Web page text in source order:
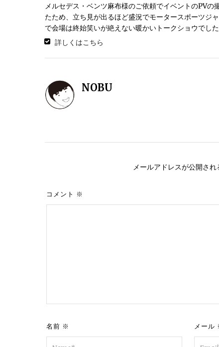
メルセデス・ベンツ麻布様のご依頼でイベントのPV
たため、立ち見が出るほど盛況でモータースポーツジ
で会場は終始笑いが絶えない暖かいトークショウでした
詳しくはこちら
NOBU
メールアドレスが公開され
コメント ※
名前 ※ メール